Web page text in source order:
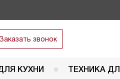
Заказать звонок
КУХНИ ТЕХНИКА